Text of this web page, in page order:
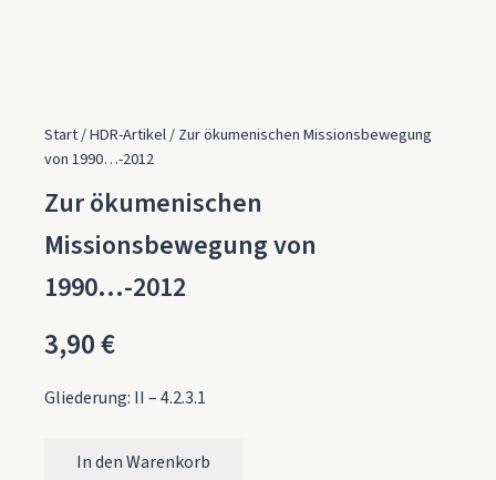
Start/HDR-Artikel/ Zur ökumenischen Missionsbewegung
von 1990…-2012
Zur ökumenischen
Missionsbewegung von
1990…-2012
3,90€
Gliederung: II – 4.2.3.1
In den Warenkorb